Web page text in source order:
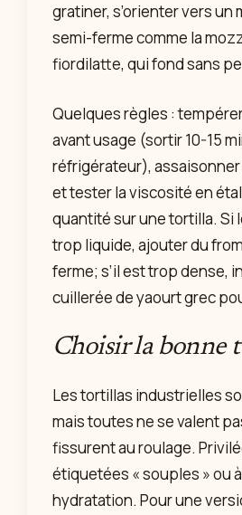
gratiner, s’orienter vers un
semi-ferme comme la
fiordilatte, qui fond sans
Quelques règles :
avant usage (sortir 10-15
réfrigérateur),
et tester la viscosité en
quantité sur une tortilla. Si
trop liquide, ajouter du
ferme; s’il est trop dense,
cuillerée de yaourt grec
Choisir la bonne
Les tortillas industrielles
mais toutes ne se valent
fissurent au roulage.
étiquetées « souples » ou
hydratation. Pour une